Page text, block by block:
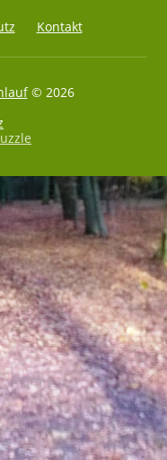
Kontakt
© 2026